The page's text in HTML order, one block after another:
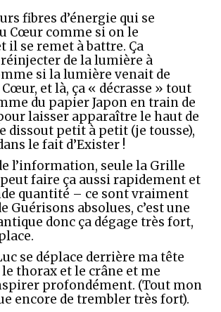
fibres d’énergie qui se
Cœur comme si on le
il se remet à battre. Ça
de la lumière à
si la lumière venait de
et là, ça « décrasse » tout
du papier Japon en train de
laisser apparaître le haut de
dissout petit à petit (je tousse),
le fait d’Exister !
l’information, seule la Grille
faire ça aussi rapidement et
quantité – ce sont vraiment
Guérisons absolues, c’est une
donc ça dégage très fort,
se déplace derrière ma tête
thorax et le crâne et me
profondément. (Tout mon
encore de trembler très fort).